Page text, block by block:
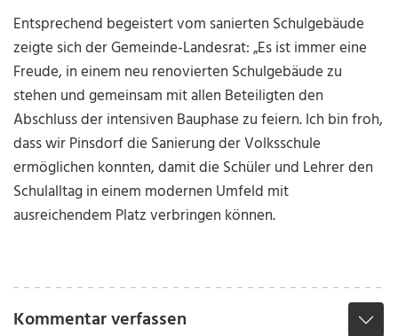
Entsprechend begeistert vom sanierten Schulgebäude
zeigte sich der Gemeinde-Landesrat: „Es ist immer eine
Freude, in einem neu renovierten Schulgebäude zu
stehen und gemeinsam mit allen Beteiligten den
Abschluss der intensiven Bauphase zu feiern. Ich bin froh,
dass wir Pinsdorf die Sanierung der Volksschule
ermöglichen konnten, damit die Schüler und Lehrer den
Schulalltag in einem modernen Umfeld mit
ausreichendem Platz verbringen können.
Kommentar verfassen